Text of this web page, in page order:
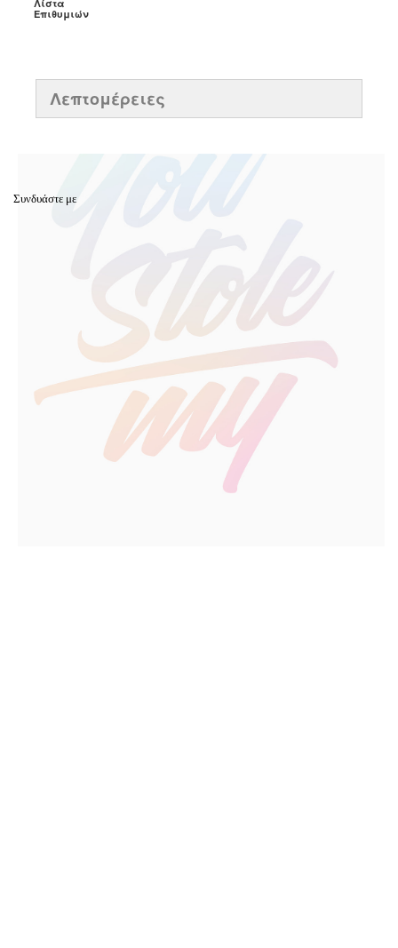
Λίστα
Επιθυμιών
Λεπτομέρειες
Συνδυάστε με